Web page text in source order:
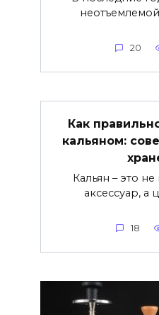
20
Как
кальяном:
Кальян – это
аксессуар, а
18